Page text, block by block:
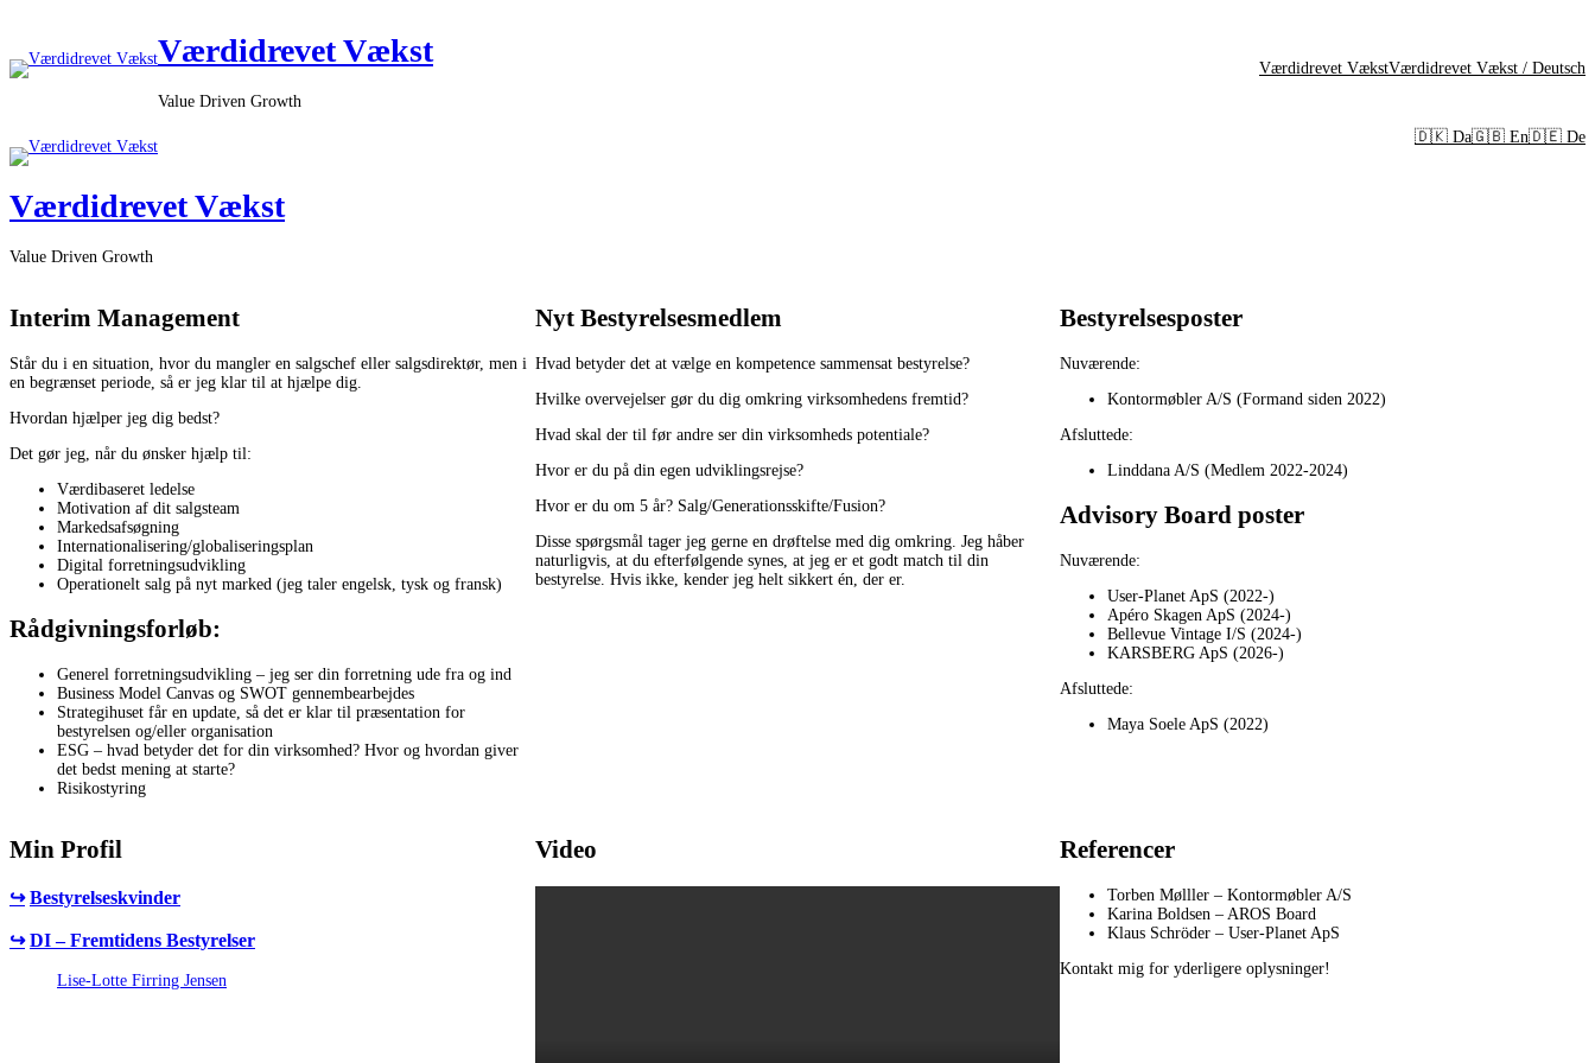
content
Værdidrevet Vækst
Value Driven Growth
Værdidrevet VækstVærdidrevet Vækst / Deutsch
🇩🇰 Da🇬🇧 En🇩🇪 De
Værdidrevet Vækst
Value Driven Growth
Interim Management
Står du i en situation, hvor du mangler en salgschef eller salgsdirektør, men i
en begrænset periode, så er jeg klar til at hjælpe dig.
Hvordan hjælper jeg dig bedst?
Det gør jeg, når du ønsker hjælp til:
Værdibaseret ledelse
Motivation af dit salgsteam
Markedsafsøgning
Internationalisering/globaliseringsplan
Digital forretningsudvikling
Operationelt salg på nyt marked (jeg taler engelsk, tysk og fransk)
Rådgivningsforløb:
Generel forretningsudvikling – jeg ser din forretning ude fra og ind
Business Model Canvas og SWOT gennembearbejdes
Strategihuset får en update, så det er klar til præsentation for
bestyrelsen og/eller organisation
ESG – hvad betyder det for din virksomhed? Hvor og hvordan giver
det bedst mening at starte?
Risikostyring
Nyt Bestyrelsesmedlem
Hvad betyder det at vælge en kompetence sammensat bestyrelse?
Hvilke overvejelser gør du dig omkring virksomhedens fremtid?
Hvad skal der til før andre ser din virksomheds potentiale?
Hvor er du på din egen udviklingsrejse?
Hvor er du om 5 år? Salg/Generationsskifte/Fusion?
Disse spørgsmål tager jeg gerne en drøftelse med dig omkring. Jeg håber
naturligvis, at du efterfølgende synes, at jeg er et godt match til din
bestyrelse. Hvis ikke, kender jeg helt sikkert én, der er.
Bestyrelsesposter
Nuværende:
Kontormøbler A/S (Formand siden 2022)
Afsluttede:
Linddana A/S (Medlem 2022-2024)
Advisory Board poster
Nuværende:
User-Planet ApS (2022-)
Apéro Skagen ApS (2024-)
Bellevue Vintage I/S (2024-)
KARSBERG ApS (2026-)
Afsluttede:
Maya Soele ApS (2022)
Min Profil
↪ Bestyrelseskvinder
↪ DI – Fremtidens Bestyrelser
Lise-Lotte Firring Jensen
Video Referencer
Torben Mølller – Kontormøbler A/S
Karina Boldsen – AROS Board
Klaus Schröder – User-Planet ApS
Kontakt mig for yderligere oplysninger!